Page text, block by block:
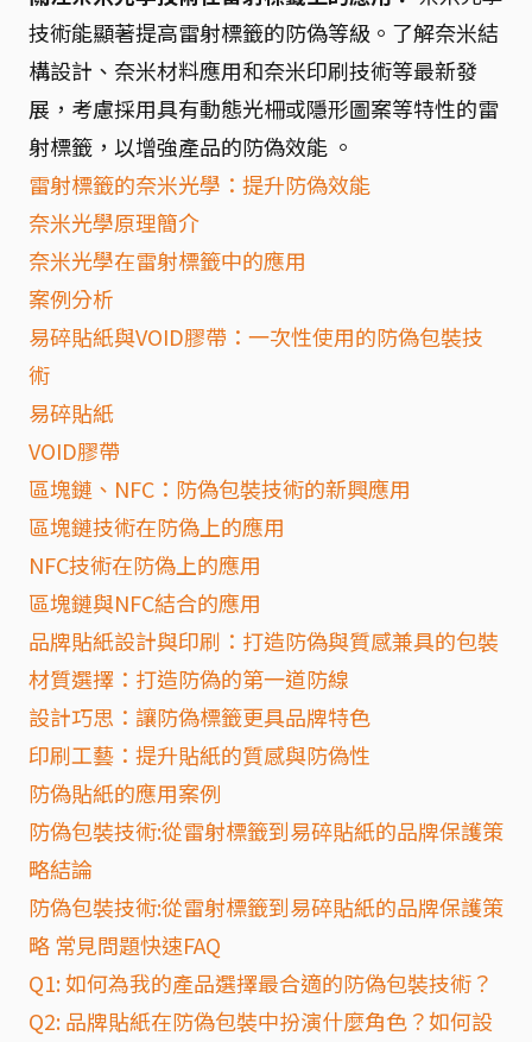
技術能顯著提高雷射標籤的防偽等級。了解奈米結
構設計、奈米材料應用和奈米印刷技術等最新發
展，考慮採用具有動態光柵或隱形圖案等特性的雷
射標籤，以增強產品的防偽效能 。
雷射標籤的奈米光學：提升防偽效能
奈米光學原理簡介
奈米光學在雷射標籤中的應用
案例分析
易碎貼紙與VOID膠帶：一次性使用的防偽包裝技
術
易碎貼紙
VOID膠帶
區塊鏈、NFC：防偽包裝技術的新興應用
區塊鏈技術在防偽上的應用
NFC技術在防偽上的應用
區塊鏈與NFC結合的應用
品牌貼紙設計與印刷：打造防偽與質感兼具的包裝
材質選擇：打造防偽的第一道防線
設計巧思：讓防偽標籤更具品牌特色
印刷工藝：提升貼紙的質感與防偽性
防偽貼紙的應用案例
防偽包裝技術:從雷射標籤到易碎貼紙的品牌保護策
略結論
防偽包裝技術:從雷射標籤到易碎貼紙的品牌保護策
略 常見問題快速FAQ
Q1: 如何為我的產品選擇最合適的防偽包裝技術？
Q2: 品牌貼紙在防偽包裝中扮演什麼角色？如何設